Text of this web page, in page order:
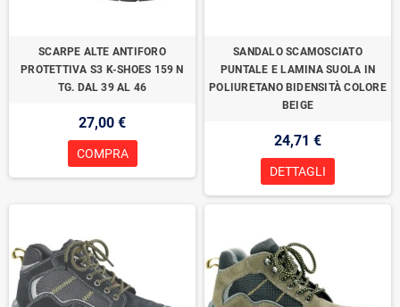
SCARPE ALTE ANTIFORO
PROTETTIVA S3 K-SHOES 159 N
TG. DAL 39 AL 46
27,00 €
COMPRA
SANDALO SCAMOSCIATO
PUNTALE E LAMINA SUOLA IN
POLIURETANO BIDENSITÀ COLORE
BEIGE
24,71 €
DETTAGLI